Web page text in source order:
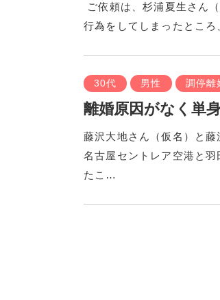
ご依頼は、杉浦夏生さん
行為をしてしまったとこ
30代 男性 調停離
離婚原因がなく単
藤沢大地さん（仮名）と
名古屋セントレア空港と
たこ…